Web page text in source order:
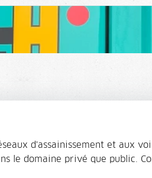
d'assainissement et aux
le domaine privé que public.